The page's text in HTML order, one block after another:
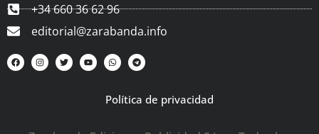
+34 660 36 62 96
editorial@zarabanda.info
Política de privacidad